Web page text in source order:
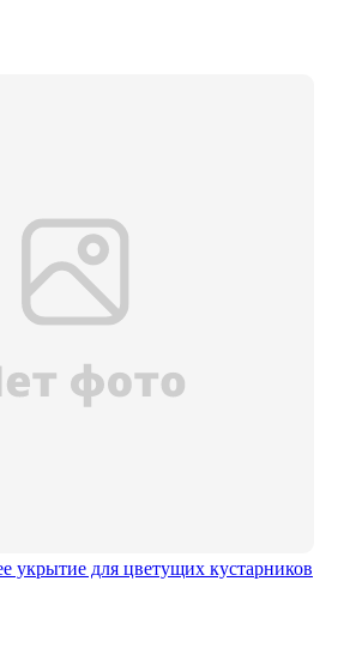
укрытие для цветущих кустарников